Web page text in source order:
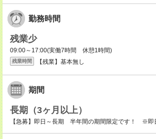
勤務時間
残業少
09:00～17:00(実働7時間 休憩1時間)
残業時間 【残業】基本無し
期間
長期（3ヶ月以上）
【急募】即日～長期 半年間の期間限定です！ ※即